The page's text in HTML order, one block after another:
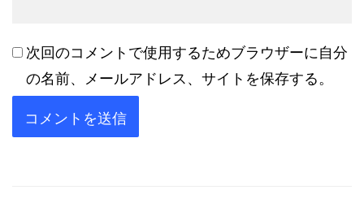
次回のコメントで使用するためブラウザーに自分
の名前、メールアドレス、サイトを保存する。